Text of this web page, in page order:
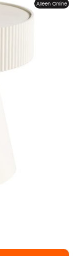
Alleen Online